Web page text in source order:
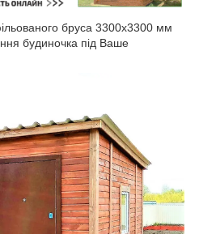
бруса 3300х3300 мм
будиночка під Ваше